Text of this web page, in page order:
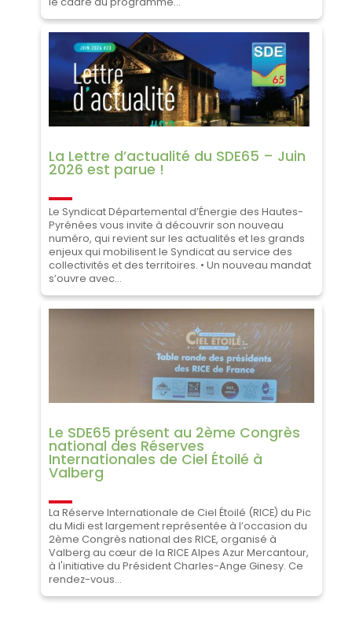
La Lettre d’actualité du SDE65 – Juin
2026 est parue !
Le Syndicat Départemental d’Énergie des Hautes-
Pyrénées vous invite à découvrir son nouveau
numéro, qui revient sur les actualités et les grands
enjeux qui mobilisent le Syndicat au service des
collectivités et des territoires. • Un nouveau mandat
s’ouvre avec...
Le SDE65 présent au 2ème Congrès
national des Réserves
Internationales de Ciel Étoilé à
Valberg
La Réserve Internationale de Ciel Étoilé (RICE) du Pic
du Midi est largement représentée à l’occasion du
2ème Congrès national des RICE, organisé à
Valberg au cœur de la RICE Alpes Azur Mercantour,
à l'initiative du Président Charles-Ange Ginesy. Ce
rendez-vous...